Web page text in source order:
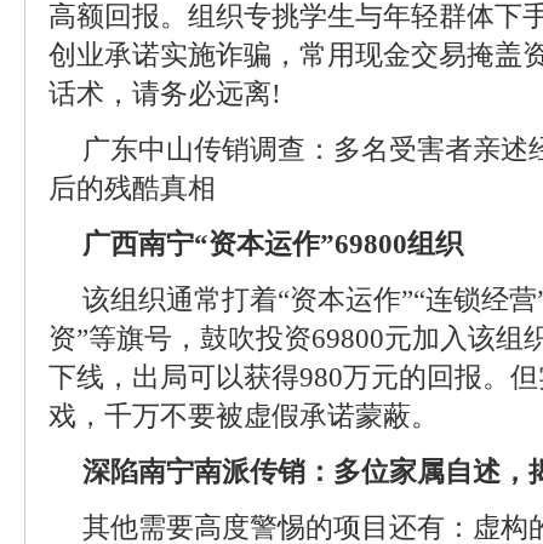
高额回报。组织专挑学生与年轻群体下
创业承诺实施诈骗，常用现金交易掩盖
话术，请务必远离!
广东中山传销调查：多名受害者亲述
后的残酷真相
广西南宁“资本运作”69800组织
该组织通常打着“资本运作”“连锁经营
资”等旗号，鼓吹投资69800元加入该组
下线，出局可以获得980万元的回报。
戏，千万不要被虚假承诺蒙蔽。
深陷南宁南派传销：多位家属自述，
其他需要高度警惕的项目还有：虚构